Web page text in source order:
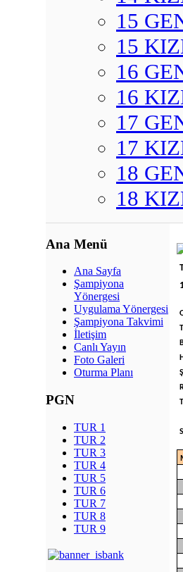
15
15
16
16
17
17
18
18
Ana Menü
Ana Sayfa
Şampiyona
Yönergesi
Uygulama Yönergesi
Şampiyona Takvimi
İletişim
Canlı Yayın
Foto Galeri
Oturma Planı
PGN
TUR 1
TUR 2
TUR 3
TUR 4
TUR 5
TUR 6
TUR 7
TUR 8
TUR 9